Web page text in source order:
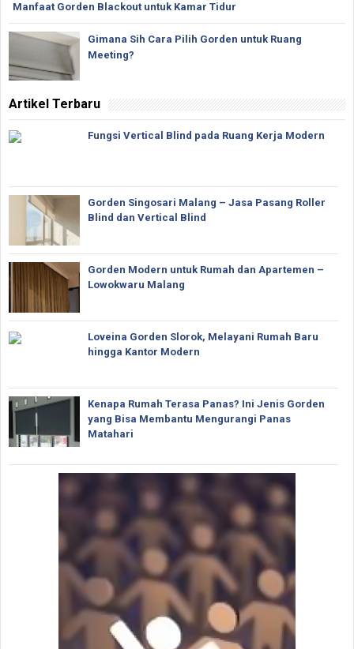
Manfaat Gorden Blackout untuk Kamar Tidur
Gimana Sih Cara Pilih Gorden untuk Ruang
Meeting?
Artikel Terbaru
Fungsi Vertical Blind pada Ruang Kerja Modern
Gorden Singosari Malang – Jasa Pasang Roller
Blind dan Vertical Blind
Gorden Modern untuk Rumah dan Apartemen –
Lowokwaru Malang
Loveina Gorden Slorok, Melayani Rumah Baru
hingga Kantor Modern
Kenapa Rumah Terasa Panas? Ini Jenis Gorden
yang Bisa Membantu Mengurangi Panas
Matahari